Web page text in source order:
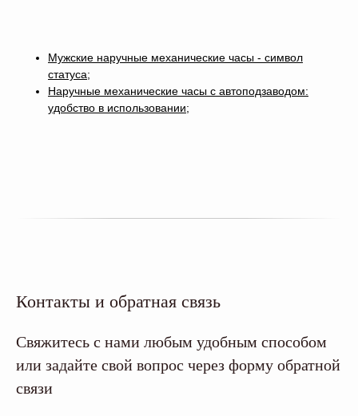
Мужские наручные механические часы - символ
статуса;
Наручные механические часы с автоподзаводом:
удобство в использовании;
Контакты и обратная связь
Свяжитесь с нами любым удобным способом
или задайте свой вопрос через форму обратной
связи